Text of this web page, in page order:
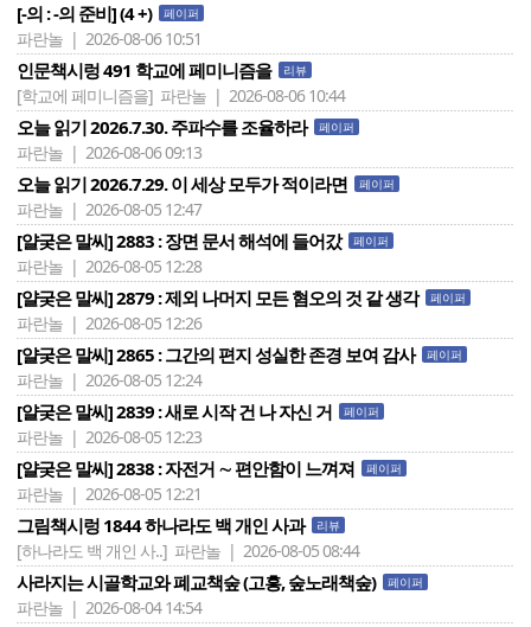
[-의 : -의 준비] (4 +) 페이퍼
파란놀 | 2026-08-06 10:51
인문책시렁 491 학교에 페미니즘을 리뷰
[학교에 페미니즘을] 파란놀 | 2026-08-06 10:44
오늘 읽기 2026.7.30. 주파수를 조율하라 페이퍼
파란놀 | 2026-08-06 09:13
오늘 읽기 2026.7.29. 이 세상 모두가 적이라면 페이퍼
파란놀 | 2026-08-05 12:47
[얄궂은 말씨] 2883 : 장면 문서 해석에 들어갔 페이퍼
파란놀 | 2026-08-05 12:28
[얄궂은 말씨] 2879 : 제외 나머지 모든 혐오의 것 같 생각 페이퍼
파란놀 | 2026-08-05 12:26
[얄궂은 말씨] 2865 : 그간의 편지 성실한 존경 보여 감사 페이퍼
파란놀 | 2026-08-05 12:24
[얄궂은 말씨] 2839 : 새로 시작 건 나 자신 거 페이퍼
파란놀 | 2026-08-05 12:23
[얄궂은 말씨] 2838 : 자전거 ∼ 편안함이 느껴져 페이퍼
파란놀 | 2026-08-05 12:21
그림책시렁 1844 하나라도 백 개인 사과 리뷰
[하나라도 백 개인 사..] 파란놀 | 2026-08-05 08:44
사라지는 시골학교와 폐교책숲 (고흥, 숲노래책숲) 페이퍼
파란놀 | 2026-08-04 14:54